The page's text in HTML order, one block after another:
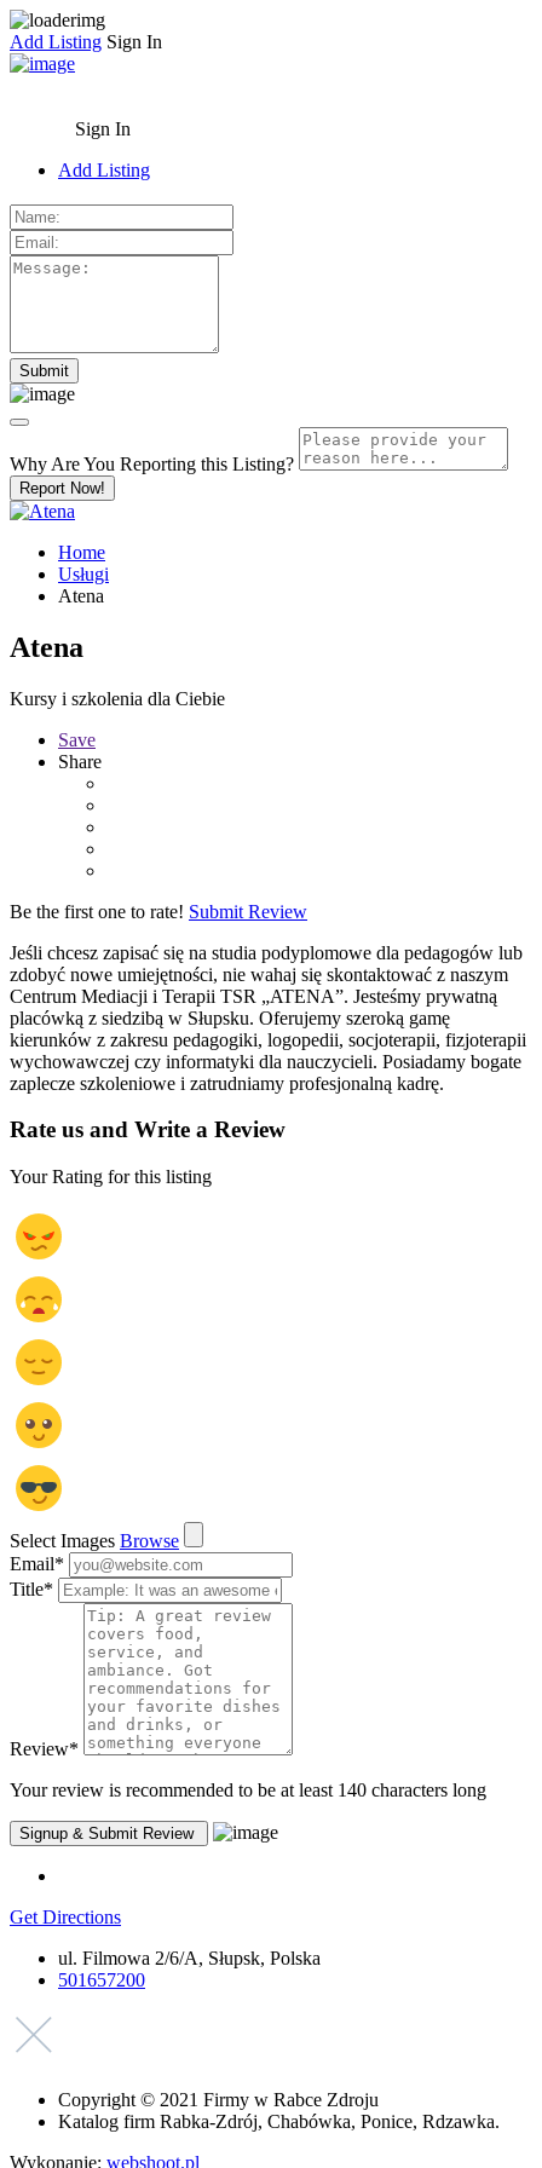
Add Listing Sign In
Sign In
Add Listing
Why Are You Reporting this Listing?
Report Now!
Home
Usługi
Atena
Atena
Kursy i szkolenia dla Ciebie
Save
Share
Be the first one to rate! Submit Review
Jeśli chcesz zapisać się na studia podyplomowe dla pedagogów lub
zdobyć nowe umiejętności, nie wahaj się skontaktować z naszym
Centrum Mediacji i Terapii TSR „ATENA”. Jesteśmy prywatną
placówką z siedzibą w Słupsku. Oferujemy szeroką gamę
kierunków z zakresu pedagogiki, logopedii, socjoterapii, fizjoterapii
wychowawczej czy informatyki dla nauczycieli. Posiadamy bogate
zaplecze szkoleniowe i zatrudniamy profesjonalną kadrę.
Rate us and Write a Review
Your Rating for this listing
Select Images Browse
Email*
Title*
Review*
Your review is recommended to be at least 140 characters long
Get Directions
ul. Filmowa 2/6/A, Słupsk, Polska
501657200
Copyright © 2021 Firmy w Rabce Zdroju
Katalog firm Rabka-Zdrój, Chabówka, Ponice, Rdzawka.
Wykonanie: webshoot.pl